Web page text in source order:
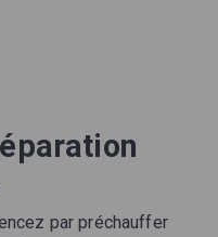
par préchauffer